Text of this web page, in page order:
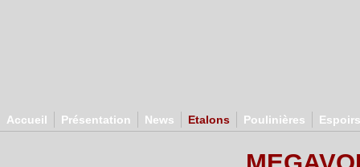
Accueil Présentation News Etalons Poulinières Espoirs